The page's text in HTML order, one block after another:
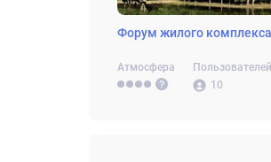
Форум жилого комплекса
Атмосфера
Пользователей
10